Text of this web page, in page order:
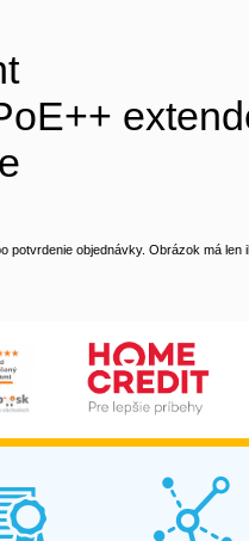
potvrdenie objednávky. Obrázok má len